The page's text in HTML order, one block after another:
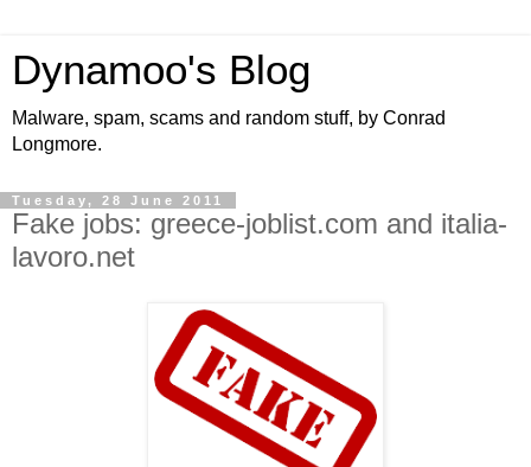
Dynamoo's Blog
Malware, spam, scams and random stuff, by Conrad
Longmore.
Tuesday, 28 June 2011
Fake jobs: greece-joblist.com and italia-
lavoro.net